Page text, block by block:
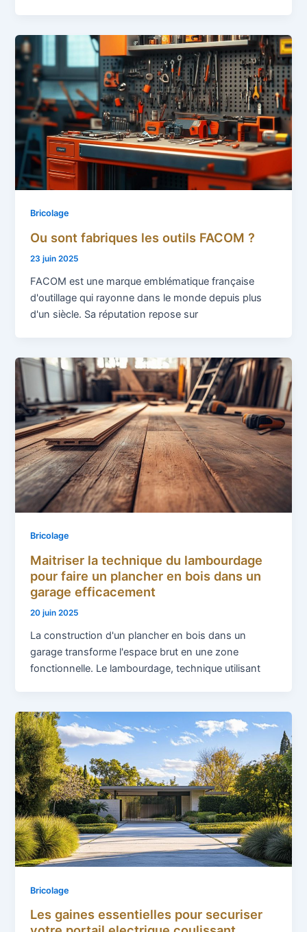
Bricolage
Ou sont fabriques les outils FACOM ?
23 juin 2025
FACOM est une marque emblématique française
d'outillage qui rayonne dans le monde depuis plus
d'un siècle. Sa réputation repose sur
Bricolage
Maitriser la technique du lambourdage
pour faire un plancher en bois dans un
garage efficacement
20 juin 2025
La construction d'un plancher en bois dans un
garage transforme l'espace brut en une zone
fonctionnelle. Le lambourdage, technique utilisant
Bricolage
Les gaines essentielles pour securiser